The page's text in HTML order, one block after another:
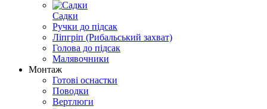
Садки
Ручки до підсак
Ліпгріп (Рибальський захват)
Голова до підсак
Малявочники
Монтаж
Готові оснастки
Поводки
Вертлюги